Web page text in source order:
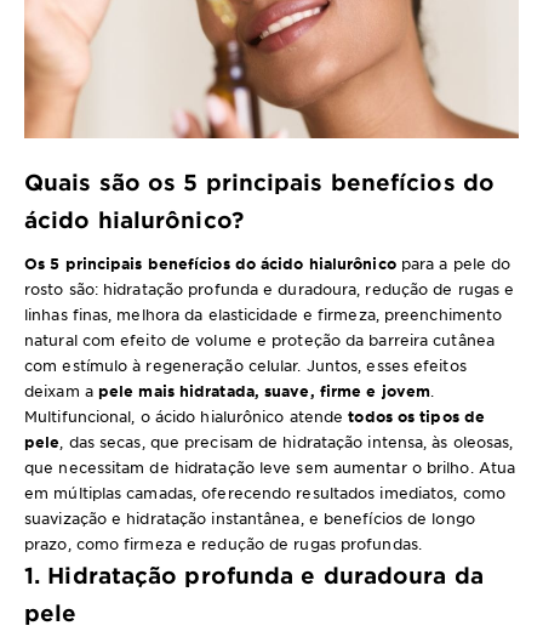
Quais são os 5 principais benefícios do
ácido hialurônico?
Os 5 principais benefícios do ácido hialurônicopara a pele do
rosto são: hidratação profunda e duradoura, redução de rugas e
linhas finas, melhora da elasticidade e firmeza, preenchimento
natural com efeito de volume e proteção da barreira cutânea
com estímulo à regeneração celular. Juntos, esses efeitos
deixam a pele mais hidratada, suave, firme e jovem
Multifuncional, o ácido hialurônico atendetodos os tipos de
pele , das secas, que precisam de hidratação intensa, às oleosas,
que necessitam de hidratação leve sem aumentar o brilho. Atua
em múltiplas camadas, oferecendo resultados imediatos, como
suavização e hidratação instantânea, e benefícios de longo
prazo, como firmeza e redução de rugas profundas.
1. Hidratação profunda e duradoura da
pele